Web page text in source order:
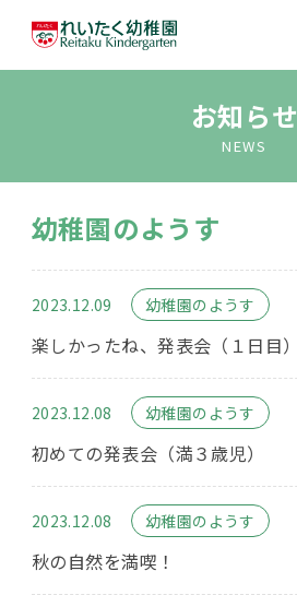
幼稚園のこと
大切にしていること
幼稚園での生活
未就園児クラス
入園のご案内
アクセス
お知らせ
NEWS
幼稚園のようす
2023.12.09 幼稚園のようす
楽しかったね、発表会（１日目）
2023.12.08 幼稚園のようす
初めての発表会（満３歳児）
2023.12.08 幼稚園のようす
秋の自然を満喫！